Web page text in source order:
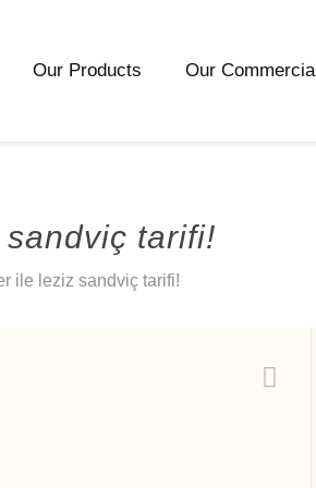
Our Products Our
tarifi!
ile leziz sandviç tarifi!